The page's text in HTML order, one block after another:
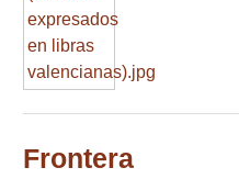
Frontera